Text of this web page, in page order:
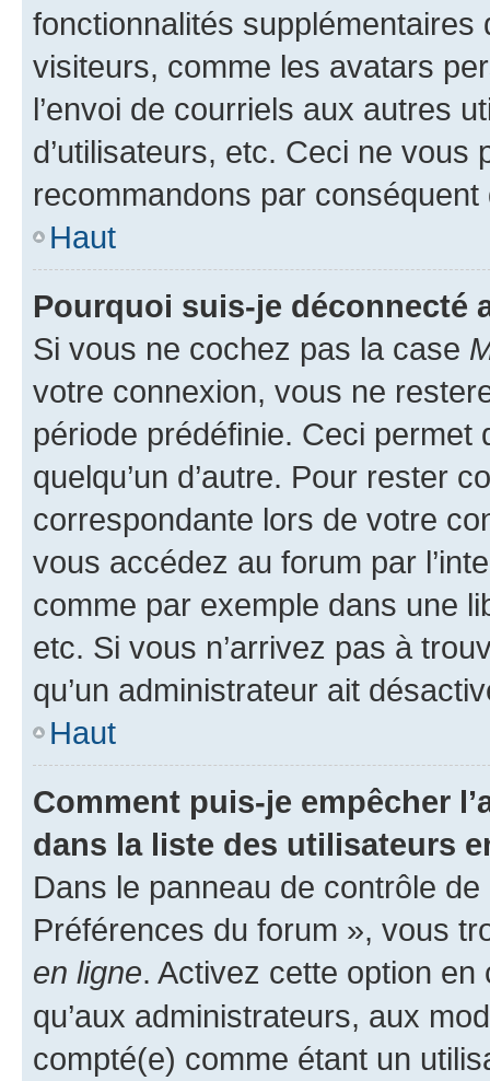
fonctionnalités
visiteurs, comme les avatars
l’envoi de courriels aux autres
d’utilisateurs, etc. Ceci ne vous
recommandons par conséquent
Haut
Pourquoi suis-je déconnecté
Si vous ne cochez pas la case
votre connexion, vous ne
période prédéfinie. Ceci permet
quelqu’un d’autre. Pour rester
correspondante lors de votre
vous accédez au forum par
comme par exemple dans une
etc. Si vous n’arrivez pas à
qu’un administrateur ait
Haut
Comment puis-je empêcher
dans la liste des utilisateurs
Dans le panneau de contrôle
Préférences du forum », vous
en ligne. Activez cette option
qu’aux administrateurs, aux
compté(e) comme étant un